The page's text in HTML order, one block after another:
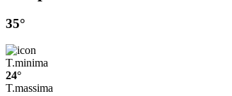
35°
T.minima
24°
T.massima